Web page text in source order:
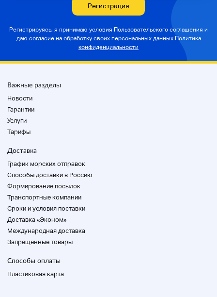
Регистрация
Регистрируясь, я принимаю условия Пользовательского соглашения и
даю согласие на обработку своих персональных данных Политика
конфиденциальности
Важные разделы
Новости
Гарантии
Услуги
Тарифы
Доставка
График морских отправок
Способы доставки в Россию
Формирование посылок
Транспортные компании
Cроки и условия поставки
Доставка «Эконом»
Международная доставка
Запрещенные товары
Способы оплаты
Пластиковая карта